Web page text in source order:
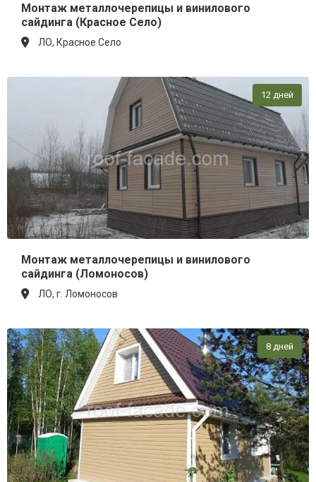
Монтаж металлочерепицы и винилового
сайдинга (Красное Село)
ЛО, Красное Село
12 дней
Монтаж металлочерепицы и винилового
сайдинга (Ломоносов)
ЛО, г. Ломоносов
8 дней